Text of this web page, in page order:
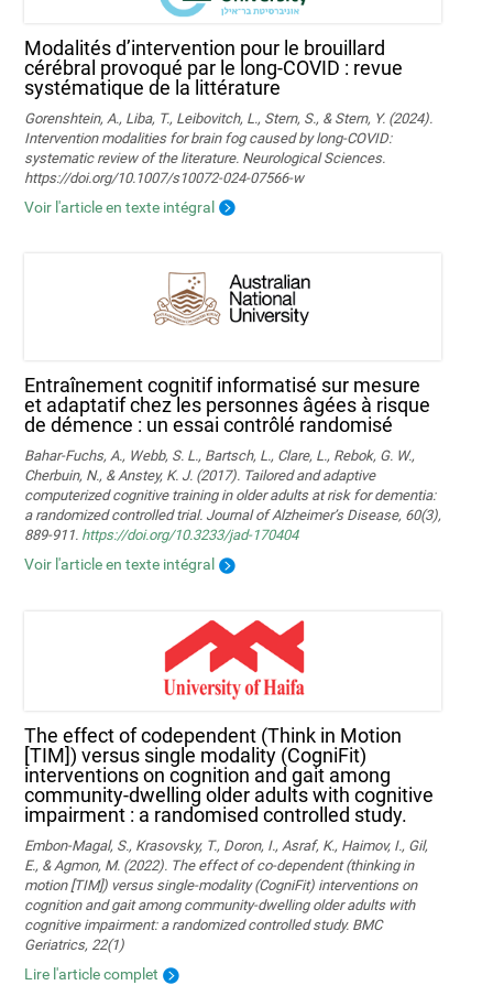
Modalités d’intervention pour le brouillard
cérébral provoqué par le long-COVID : revue
systématique de la littérature
Gorenshtein, A., Liba, T., Leibovitch, L., Stern, S., & Stern, Y. (2024).
Intervention modalities for brain fog caused by long‑COVID:
systematic review of the literature. Neurological Sciences.
https://doi.org/10.1007/s10072-024-07566-w
Voir l'article en texte intégral
Entraînement cognitif informatisé sur mesure
et adaptatif chez les personnes âgées à risque
de démence : un essai contrôlé randomisé
Bahar-Fuchs, A., Webb, S. L., Bartsch, L., Clare, L., Rebok, G. W.,
Cherbuin, N., & Anstey, K. J. (2017). Tailored and adaptive
computerized cognitive training in older adults at risk for dementia:
a randomized controlled trial. Journal of Alzheimer’s Disease, 60(3),
889-911. https://doi.org/10.3233/jad-170404
Voir l'article en texte intégral
The effect of codependent (Think in Motion
[TIM]) versus single modality (CogniFit)
interventions on cognition and gait among
community-dwelling older adults with cognitive
impairment : a randomised controlled study.
Embon-Magal, S., Krasovsky, T., Doron, I., Asraf, K., Haimov, I., Gil,
E., & Agmon, M. (2022). The effect of co-dependent (thinking in
motion [TIM]) versus single-modality (CogniFit) interventions on
cognition and gait among community-dwelling older adults with
cognitive impairment: a randomized controlled study. BMC
Geriatrics, 22(1)
Lire l'article complet